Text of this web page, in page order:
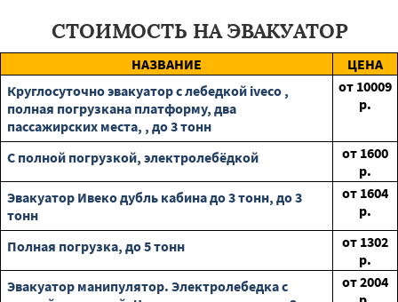
СТОИМОСТЬ НА ЭВАКУАТОР
НАЗВАНИЕ
ЦЕНА
Круглосуточно эвакуатор с лебедкой iveco ,
полная погрузкана платформу, два
пассажирских места, , до 3 тонн
от 10009
р.
С полной погрузкой, электролебёдкой от 1600
р.
Эвакуатор Ивеко дубль кабина до 3 тонн, до 3
тонн
от 1604
р.
Полная погрузка, до 5 тонн
от 1302
р.
Эвакуатор манипулятор. Электролебедка с
от2004